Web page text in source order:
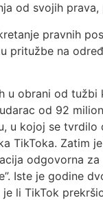
od svojih prava,
pravnih
pritužbe na
u obrani od tužbi
od 92
u kojoj se tvrdilo
TikToka. Zatim
odgovorna
Iste je godine
li TikTok